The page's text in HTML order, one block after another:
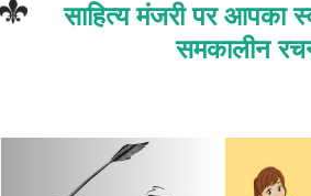
साहित्य मंजरी पर आपका
समकालीन